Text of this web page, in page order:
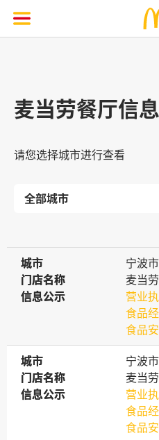
麦当劳餐厅信
请您选择城市进行查看
城市
城市
宁波市
门店名称
门店名称
麦当
信息公示
信息公示
营业
食品
食品
城市
城市
宁波市
门店名称
门店名称
麦当
信息公示
信息公示
营业
食品
食品